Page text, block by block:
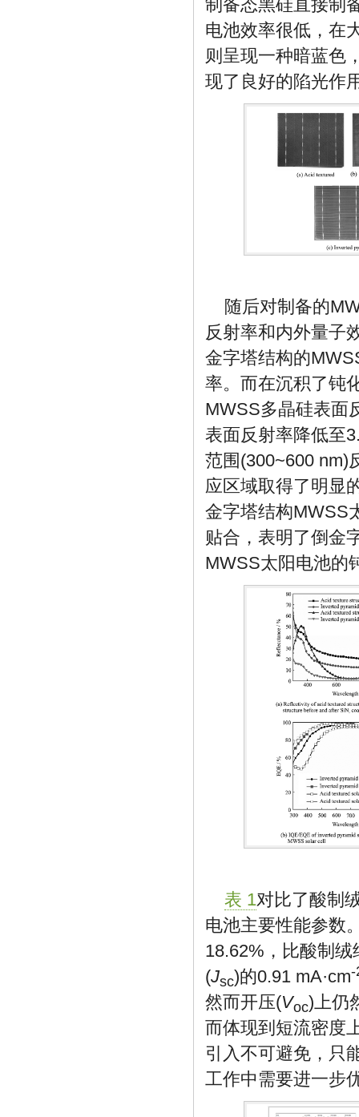
制备态黑硅直接制
电池效率很低，在
则呈现一种暗蓝色
现了良好的陷光作
随后对制备的
反射率和内外量子
金字塔结构的
率。而在沉积了钝
MWSS多晶硅表面
表面反射率降低至
范围(300~600 nm)
应区域取得了明显
金字塔结构MWSS
贴合，表明了倒金
MWSS太阳电池的
表 1对比了酸制
电池主要性能参数
18.62%，比酸制
(Jsc)的0.91 mA·cm-
然而开压(Voc)上仍
而体现到短流密度
引入不可避免，只
工作中需要进一步